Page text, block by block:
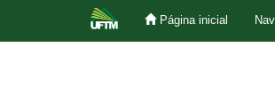
Página inicial